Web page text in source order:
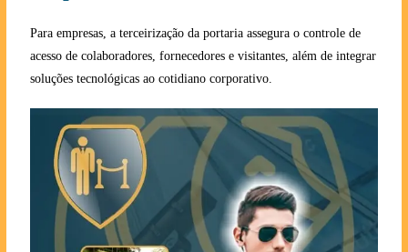
Para empresas, a terceirização da portaria assegura o controle de
acesso de colaboradores, fornecedores e visitantes, além de integrar
soluções tecnológicas ao cotidiano corporativo.